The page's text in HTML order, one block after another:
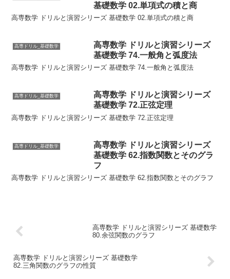
基礎数学 02.単項式の積と商
高専数学 ドリルと演習シリーズ 基礎数学 02.単項式の積と商
高専ドリル_基礎数学
高専数学 ドリルと演習シリーズ
基礎数学 74.一般角と弧度法
高専数学 ドリルと演習シリーズ 基礎数学 74.一般角と弧度法
高専ドリル_基礎数学
高専数学 ドリルと演習シリーズ
基礎数学 72.正弦定理
高専数学 ドリルと演習シリーズ 基礎数学 72.正弦定理
高専ドリル_基礎数学
高専数学 ドリルと演習シリーズ
基礎数学 62.指数関数とそのグラ
フ
高専数学 ドリルと演習シリーズ 基礎数学 62.指数関数とそのグラフ
高専数学 ドリルと演習シリーズ 基礎数学
80.余弦関数のグラフ
高専数学 ドリルと演習シリーズ 基礎数学
82.三角関数のグラフの性質